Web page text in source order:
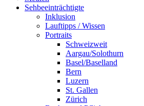
Sehbeeinträchtigte
Inklusion
Lauftipps / Wissen
Portraits
Schweizweit
Aargau/Solothurn
Basel/Baselland
Bern
Luzern
St. Gallen
Zürich